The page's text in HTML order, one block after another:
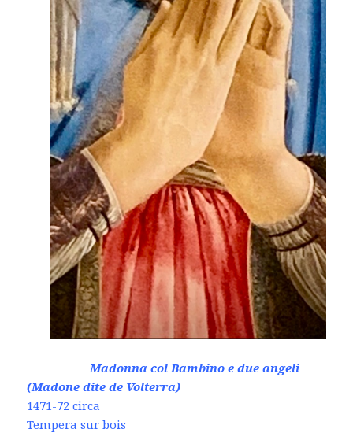
Madonna col Bambino e due angeli
(Madone dite de Volterra)
1471-72 circa
Tempera sur bois